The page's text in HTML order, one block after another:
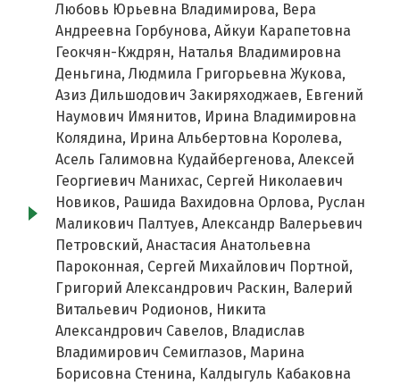
Любовь Юрьевна Владимирова, Вера
Андреевна Горбунова, Айкуи Карапетовна
Геокчян-Кждрян, Наталья Владимировна
Деньгина, Людмила Григорьевна Жукова,
Азиз Дильшодович Закиряходжаев, Евгений
Наумович Имянитов, Ирина Владимировна
Колядина, Ирина Альбертовна Королева,
Асель Галимовна Кудайбергенова, Алексей
Георгиевич Манихас, Сергей Николаевич
Новиков, Рашида Вахидовна Орлова, Руслан
Маликович Палтуев, Александр Валерьевич
Петровский, Анастасия Анатольевна
Пароконная, Сергей Михайлович Портной,
Григорий Александрович Раскин, Валерий
Витальевич Родионов, Никита
Александрович Савелов, Владислав
Владимирович Семиглазов, Марина
Борисовна Стенина, Калдыгуль Кабаковна